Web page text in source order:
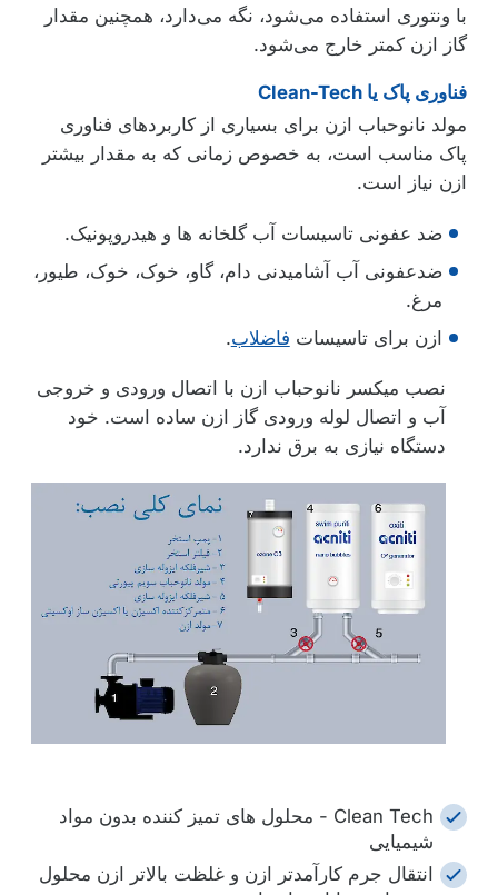
با ونتوری استفاده می‌شود، نگه می‌دارد، همچنین مقدار
گاز ازن کمتر خارج می‌شود.
فناوری پاک یا Clean-Tech
مولد نانوحباب ازن برای بسیاری از کاربردهای فناوری
پاک مناسب است، به خصوص زمانی که به مقدار بیشتر
ازن نیاز است.
ضد عفونی تاسیسات آب گلخانه ها و هیدروپونیک.
ضدعفونی آب آشامیدنی دام، گاو، خوک، خوک، طیور،
مرغ.
ازن برای تاسیسات فاضلاب.
نصب میکسر نانوحباب ازن با اتصال ورودی و خروجی
آب و اتصال لوله ورودی گاز ازن ساده است. خود
دستگاه نیازی به برق ندارد.
Clean Tech - محلول های تمیز کننده بدون مواد
شیمیایی
انتقال جرم کارآمدتر ازن و غلظت بالاتر ازن محلول